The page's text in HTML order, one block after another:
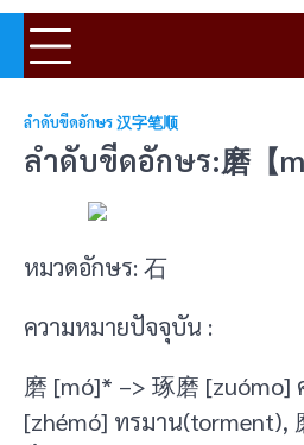
ลำดับขีดอักษร 汉字笔顺
ลำดับขีดอักษร:磨【
หมวดอักษร: 石
ความหมายปัจจุบัน :
磨 [mó]* –> 琢磨 [zuómo]
[zhémó] ทรมาน(torment),